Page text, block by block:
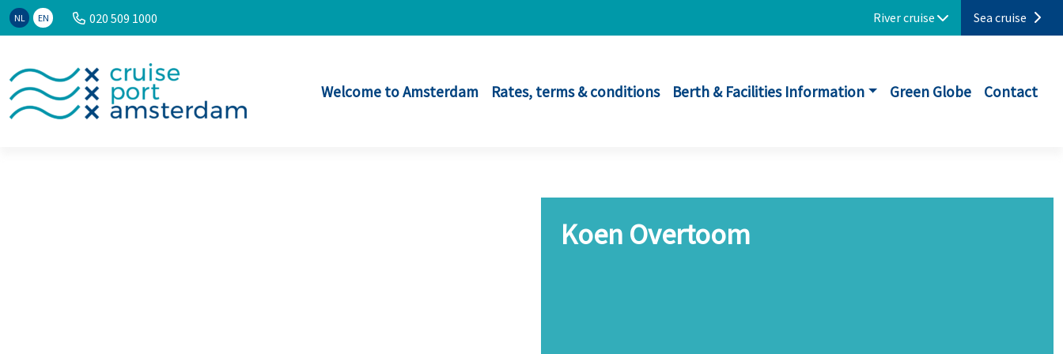
NL EN 020 509 1000 River cruise Sea cruise
Welcome to Amsterdam Rates, terms & conditions Berth & Facilities Information Green Globe Contact
Koen Overtoom